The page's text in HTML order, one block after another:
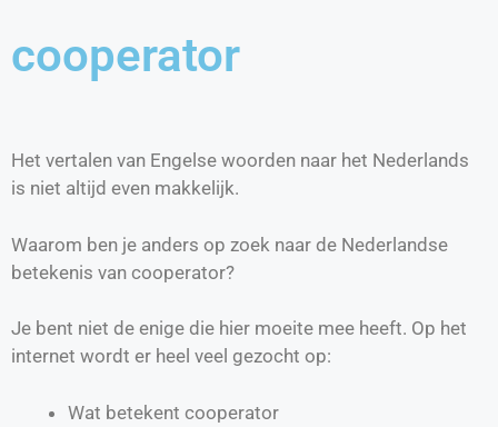
cooperator
Het vertalen van Engelse woorden naar het Nederlands
is niet altijd even makkelijk.
Waarom ben je anders op zoek naar de Nederlandse
betekenis van cooperator?
Je bent niet de enige die hier moeite mee heeft. Op het
internet wordt er heel veel gezocht op:
Wat betekent cooperator